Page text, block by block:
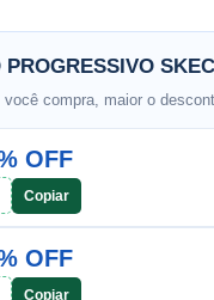
PROGRESSIVO
compra, maior o
OFF
Copiar
OFF
Copiar